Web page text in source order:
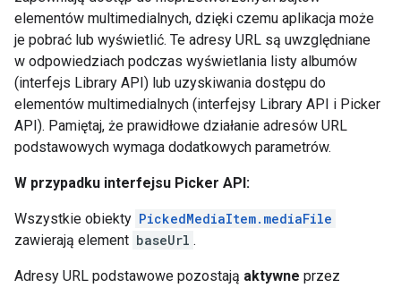
elementów multimedialnych, dzięki czemu aplikacja może
je pobrać lub wyświetlić. Te adresy URL są uwzględniane
w odpowiedziach podczas wyświetlania listy albumów
(interfejs Library API) lub uzyskiwania dostępu do
elementów multimedialnych (interfejsy Library API i Picker
API). Pamiętaj, że prawidłowe działanie adresów URL
podstawowych wymaga dodatkowych parametrów.
W przypadku interfejsu Picker API:
Wszystkie obiekty PickedMediaItem.mediaFile
zawierają element baseUrl .
Adresy URL podstawowe pozostają aktywne przez